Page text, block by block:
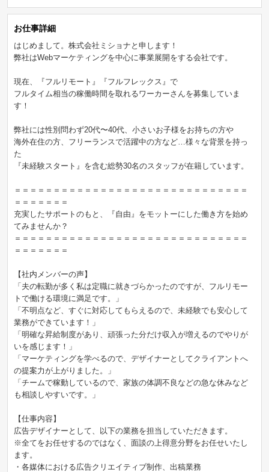
お仕事詳細
はじめまして。株式会社ミショナと申します！
弊社はWebマーケティングを中心に事業展開をする会社です。
現在、『フルリモート』『フルフレックス』で
フルタイム相当の稼働時間を取れるワーカーさんを募集していま
す！
弊社には性別問わず20代〜40代、小さいお子様をお持ちの方や
海外在住の方、フリーランスで活躍中の方など…様々な背景を持っ
た
『未経験スタート』を含む総勢30名のスタッフが在籍しています。
＝＝＝＝＝＝＝＝＝＝＝＝＝＝＝＝＝＝＝＝＝＝＝＝＝＝＝＝＝＝
＝＝＝＝＝＝＝
充実したサポートのもと、『自由』をモットーにした働き方を始め
てみませんか？
＝＝＝＝＝＝＝＝＝＝＝＝＝＝＝＝＝＝＝＝＝＝＝＝＝＝＝＝＝＝
＝＝＝＝＝＝＝
【社内メンバーの声】
「夫の転勤が多く私は定職に就きづらかったのですが、フルリモー
トで働ける環境に満足です。」
「不明点など、すぐに対応してもらえるので、未経験でも安心して
業務ができています！」
「明確な昇給制度があり、頑張った分だけ収入が増えるのでやりが
いを感じます！」
「マーケティングを学べるので、デザイナーとしてクライアントへ
の提案力が上がりました。」
「チームで稼動しているので、家族の体調不良などの急な休みなど
も相談しやすいです。」
【仕事内容】
広告デザイナーとして、以下の業務を担当していただきます。
※全てをお任せするのではなく、面談の上得意分野をお任せいたし
ます。
・各媒体における広告クリエイティブ制作、出稿業務